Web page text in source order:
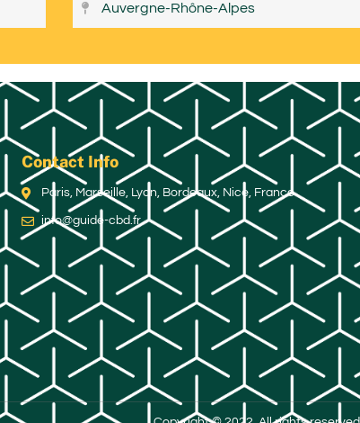
Auvergne-Rhône-Alpes
Contact Info
Paris, Marseille, Lyon, Bordeaux, Nice, France
info@guide-cbd.fr